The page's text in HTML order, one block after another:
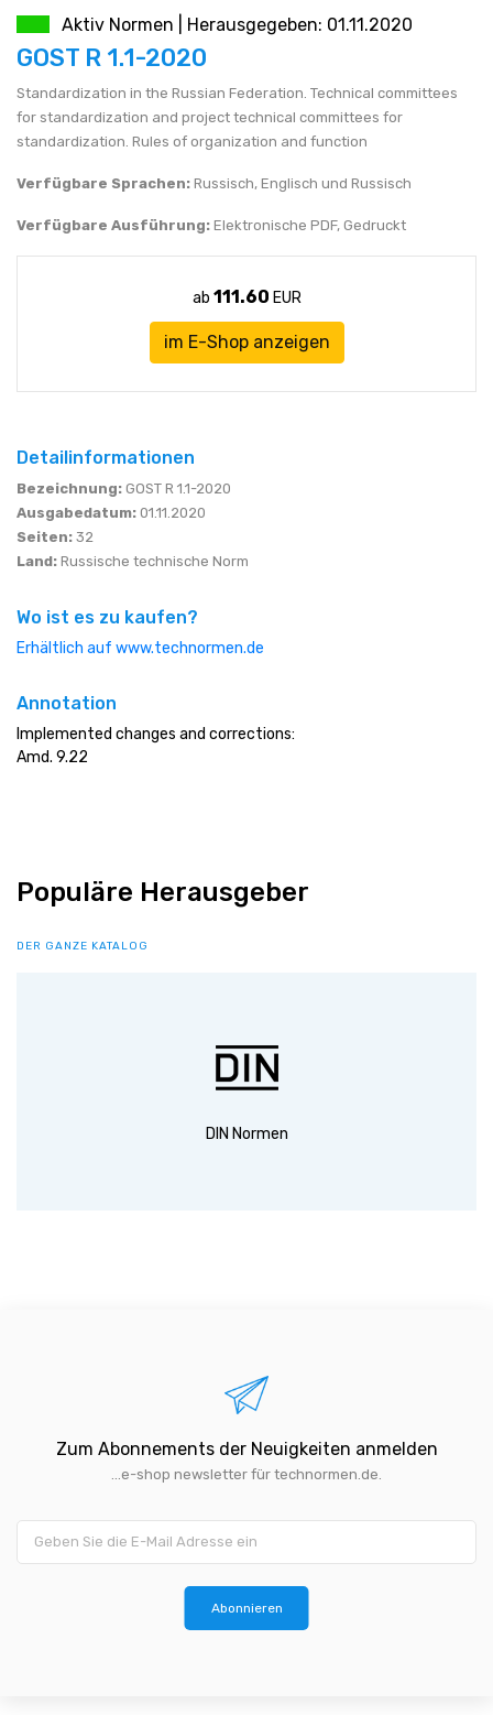
JEN (JPY)
RUBL (RUB)
DOLAR (USD)
eshop@technormen.de
Aktiv Normen | Herausgegeben: 01.11.2020
GOST R 1.1-2020
Standardization in the Russian Federation. Technical committees
for standardization and project technical committees for
standardization. Rules of organization and function
Verfügbare Sprachen: Russisch, Englisch und Russisch
Verfügbare Ausführung: Elektronische PDF, Gedruckt
ab 111.60 EUR
im E-Shop anzeigen
Detailinformationen
Bezeichnung: GOST R 1.1-2020
Ausgabedatum: 01.11.2020
Seiten: 32
Land: Russische technische Norm
Wo ist es zu kaufen?
Erhältlich auf www.technormen.de
Annotation
Implemented changes and corrections:
Amd. 9.22
Populäre Herausgeber
DER GANZE KATALOG
DIN Normen
Zum Abonnements der Neuigkeiten anmelden
...e-shop newsletter für technormen.de.
Abonnieren